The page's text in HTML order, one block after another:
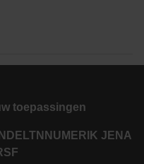
toepassingen
LTN NUMERIK JENA